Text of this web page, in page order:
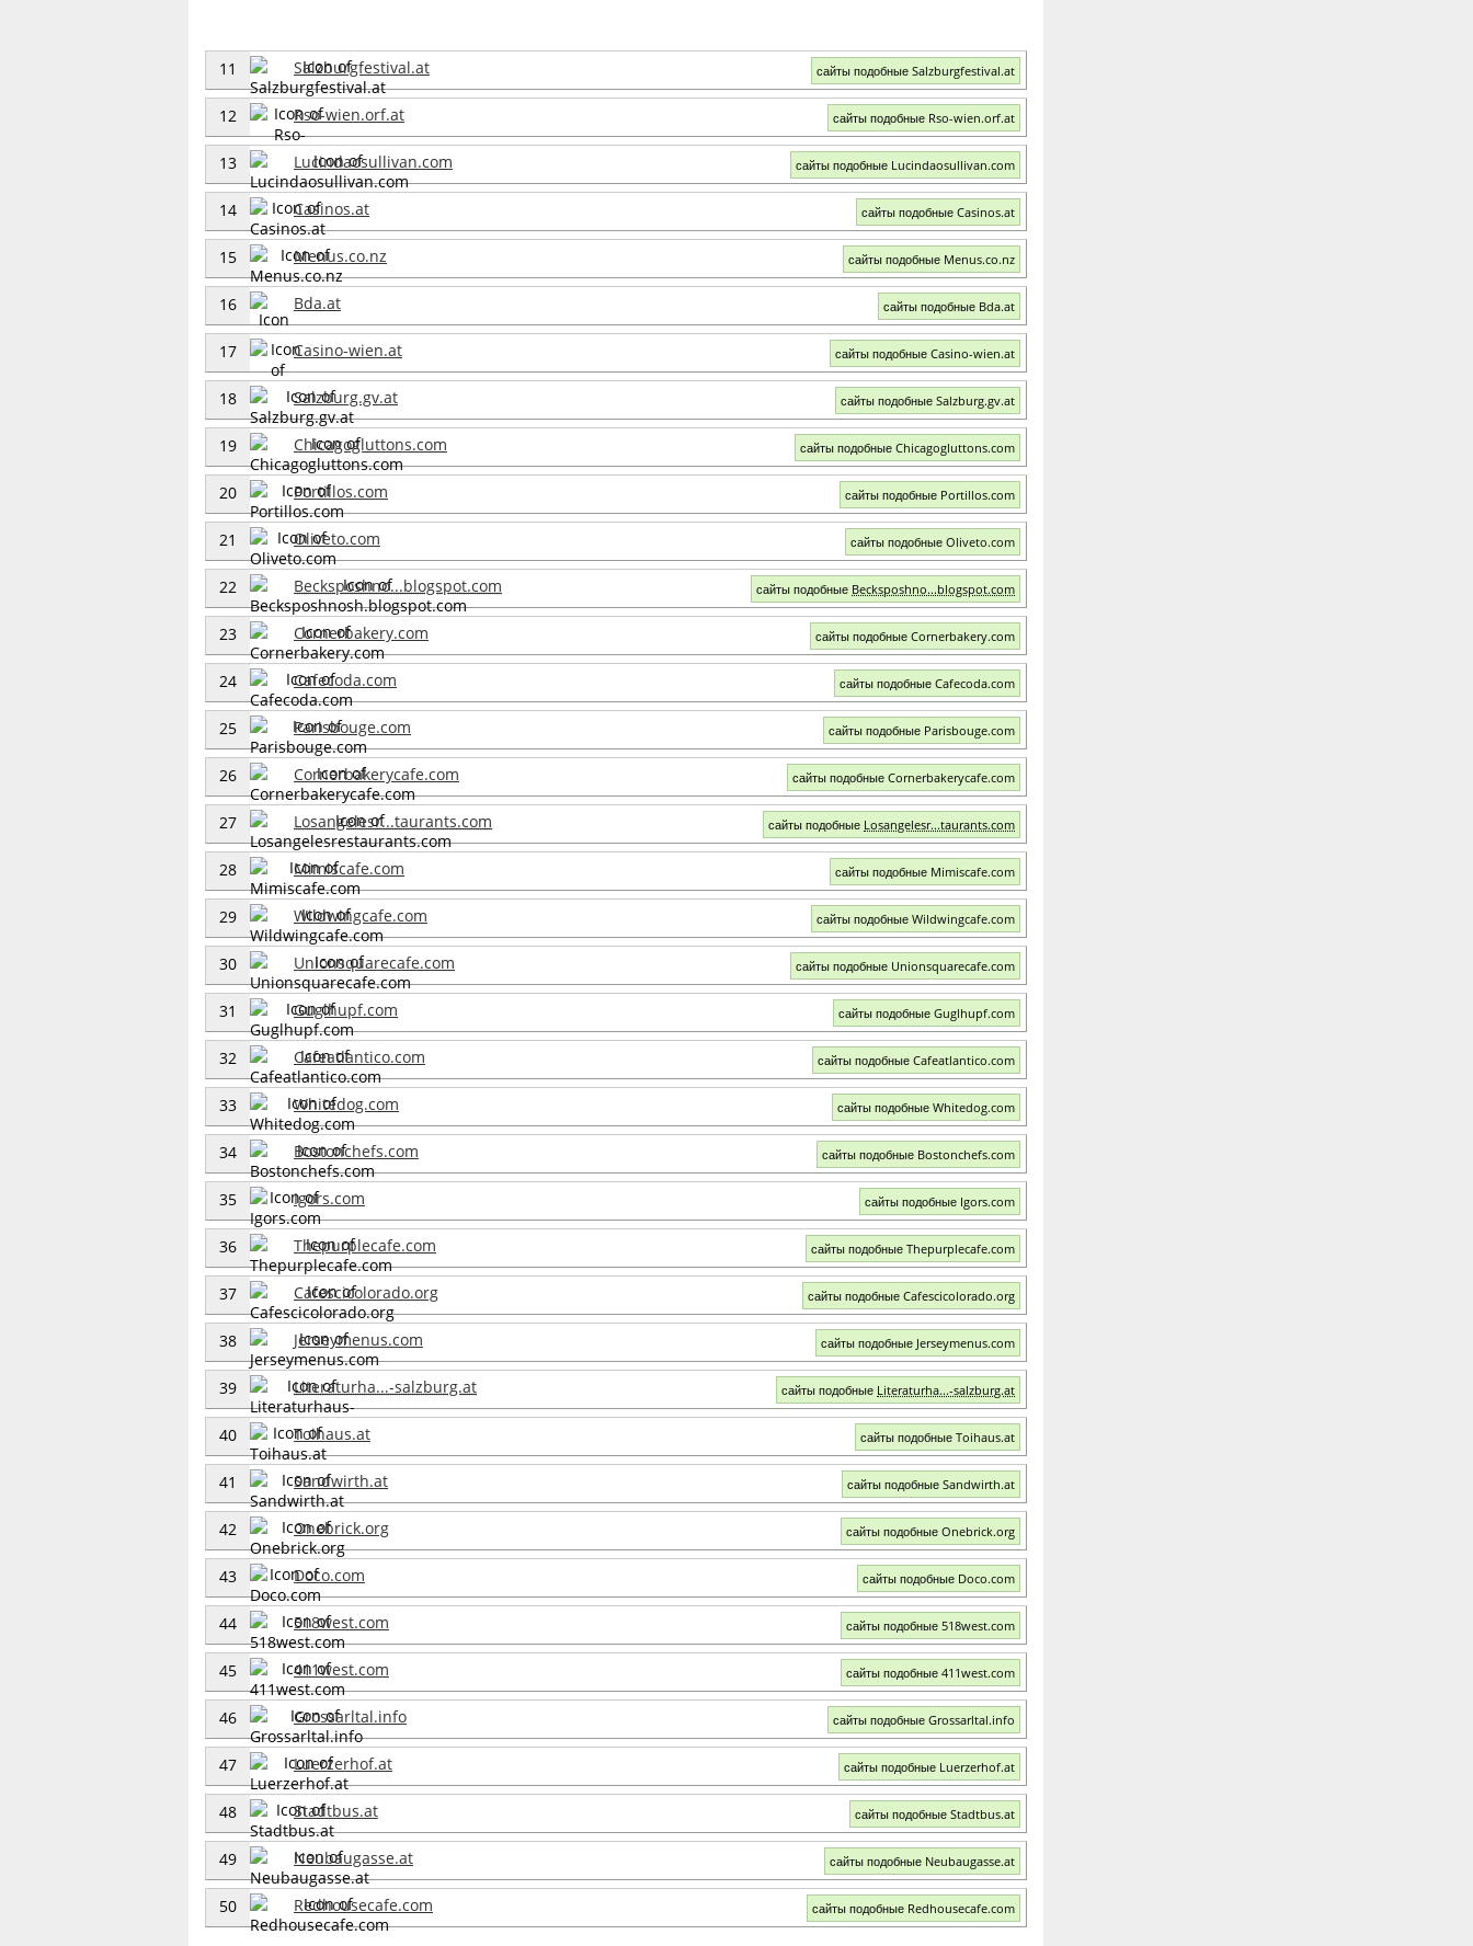
11 Salzburgfestival.at сайты подобные Salzburgfestival.at
12 Rso-wien.orf.at сайты подобные Rso-wien.orf.at
13 Lucindaosullivan.com сайты подобные Lucindaosullivan.com
14 Casinos.at сайты подобные Casinos.at
15 Menus.co.nz сайты подобные Menus.co.nz
16 Bda.at сайты подобные Bda.at
17 Casino-wien.at сайты подобные Casino-wien.at
18 Salzburg.gv.at сайты подобные Salzburg.gv.at
19 Chicagogluttons.com сайты подобные Chicagogluttons.com
20 Portillos.com сайты подобные Portillos.com
21 Oliveto.com сайты подобные Oliveto.com
22 Becksposhno...blogspot.com сайты подобные Becksposhno...blogspot.com
23 Cornerbakery.com сайты подобные Cornerbakery.com
24 Cafecoda.com сайты подобные Cafecoda.com
25 Parisbouge.com сайты подобные Parisbouge.com
26 Cornerbakerycafe.com сайты подобные Cornerbakerycafe.com
27 Losangelesr...taurants.com сайты подобные Losangelesr...taurants.com
28 Mimiscafe.com сайты подобные Mimiscafe.com
29 Wildwingcafe.com сайты подобные Wildwingcafe.com
30 Unionsquarecafe.com сайты подобные Unionsquarecafe.com
31 Guglhupf.com сайты подобные Guglhupf.com
32 Cafeatlantico.com сайты подобные Cafeatlantico.com
33 Whitedog.com сайты подобные Whitedog.com
34 Bostonchefs.com сайты подобные Bostonchefs.com
35 Igors.com сайты подобные Igors.com
36 Thepurplecafe.com сайты подобные Thepurplecafe.com
37 Cafescicolorado.org сайты подобные Cafescicolorado.org
38 Jerseymenus.com сайты подобные Jerseymenus.com
39 Literaturha...-salzburg.at сайты подобные Literaturha...-salzburg.at
40 Toihaus.at сайты подобные Toihaus.at
41 Sandwirth.at сайты подобные Sandwirth.at
42 Onebrick.org сайты подобные Onebrick.org
43 Doco.com сайты подобные Doco.com
44 518west.com сайты подобные 518west.com
45 411west.com сайты подобные 411west.com
46 Grossarltal.info сайты подобные Grossarltal.info
47 Luerzerhof.at сайты подобные Luerzerhof.at
48 Stadtbus.at сайты подобные Stadtbus.at
49 Neubaugasse.at сайты подобные Neubaugasse.at
50 Redhousecafe.com сайты подобные Redhousecafe.com